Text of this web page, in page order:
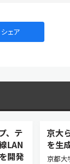
シェア
、テ
LAN
開発
京大
を生
京都大